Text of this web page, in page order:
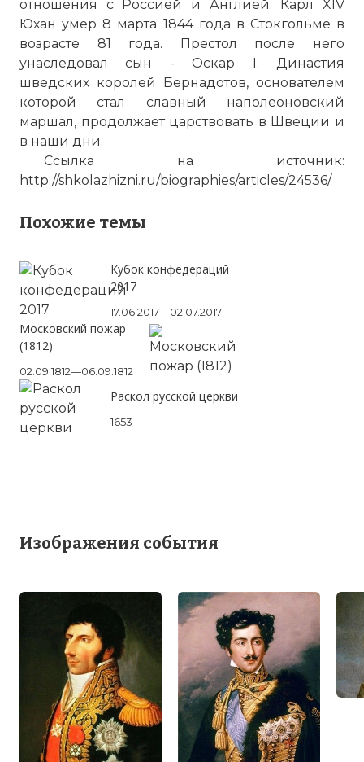
отношения с Россией и Англией. Карл XIV
Юхан умер 8 марта 1844 года в Стокгольме в
возрасте 81 года. Престол после него
унаследовал сын - Оскар I. Династия
шведских королей Бернадотов, основателем
которой стал славный наполеоновский
маршал, продолжает царствовать в Швеции и
в наши дни.
Ссылка на источник:
http://shkolazhizni.ru/biographies/articles/24536/
Похожие темы
Кубок конфедераций
2017
17.06.2017—02.07.2017
Московский пожар
(1812)
02.09.1812—06.09.1812
Раскол русской церкви
1653
Изображения события